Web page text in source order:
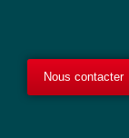
Nous contacter